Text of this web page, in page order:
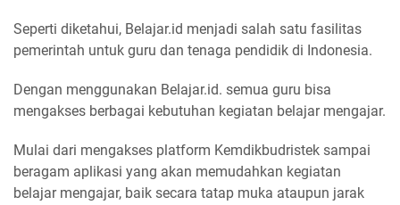
Seperti diketahui, Belajar.id menjadi salah satu fasilitas
pemerintah untuk guru dan tenaga pendidik di Indonesia.
Dengan menggunakan Belajar.id. semua guru bisa
mengakses berbagai kebutuhan kegiatan belajar mengajar.
Mulai dari mengakses platform Kemdikbudristek sampai
beragam aplikasi yang akan memudahkan kegiatan
belajar mengajar, baik secara tatap muka ataupun jarak